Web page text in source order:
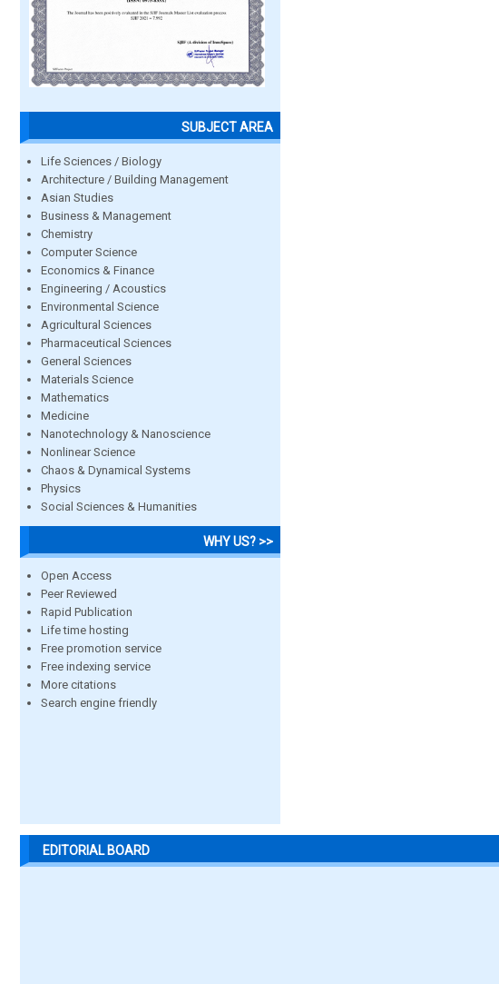
SUBJECT AREA
Life Sciences / Biology
Architecture / Building Management
Asian Studies
Business & Management
Chemistry
Computer Science
Economics & Finance
Engineering / Acoustics
Environmental Science
Agricultural Sciences
Pharmaceutical Sciences
General Sciences
Materials Science
Mathematics
Medicine
Nanotechnology & Nanoscience
Nonlinear Science
Chaos & Dynamical Systems
Physics
Social Sciences & Humanities
WHY US? >>
Open Access
Peer Reviewed
Rapid Publication
Life time hosting
Free promotion service
Free indexing service
More citations
Search engine friendly
EDITORIAL BOARD